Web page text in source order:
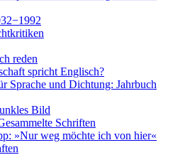
reden
spricht Englisch?
Sprache und Dichtung: Jahrbuch
Bild
Schriften
»Nur weg möchte ich von hier«